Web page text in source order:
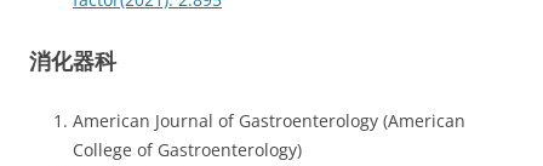
消化器科
American Journal of Gastroenterology (American
College of Gastroenterology)